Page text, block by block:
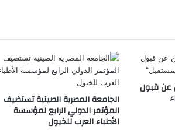
عن قبول
الجامعة المصرية الصينية تستضيف
المؤتمر الدولي الرابع لمؤسسة
الأطباء العرب للخيول